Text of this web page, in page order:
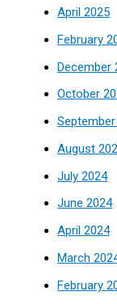
April 2025
February
December
October
August
July 2024
June 2024
April 2024
March
February